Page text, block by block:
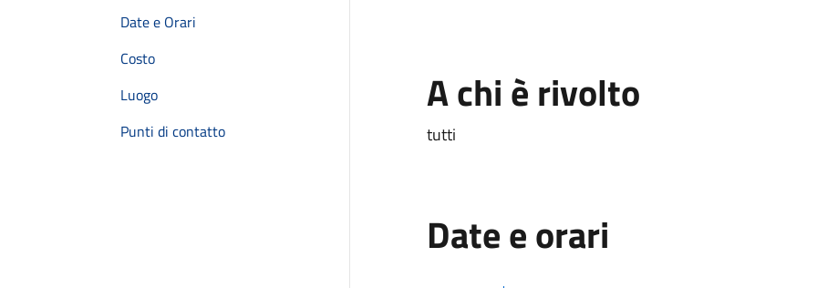
Date e Orari
Costo
Luogo
Punti di contatto
A chi è rivolto
tutti
Date e orari